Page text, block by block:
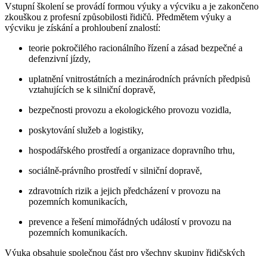
Vstupní školení se provádí formou výuky a výcviku a je zakončeno
zkouškou z profesní způsobilosti řidičů. Předmětem výuky a
výcviku je získání a prohloubení znalostí:
teorie pokročilého racionálního řízení a zásad bezpečné a
defenzivní jízdy,
uplatnění vnitrostátních a mezinárodních právních předpisů
vztahujících se k silniční dopravě,
bezpečnosti provozu a ekologického provozu vozidla,
poskytování služeb a logistiky,
hospodářského prostředí a organizace dopravního trhu,
sociálně-právního prostředí v silniční dopravě,
zdravotních rizik a jejich předcházení v provozu na
pozemních komunikacích,
prevence a řešení mimořádných událostí v provozu na
pozemních komunikacích.
Výuka obsahuje společnou část pro všechny skupiny řidičských